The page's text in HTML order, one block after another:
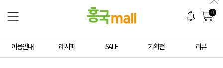
0
이용안내 레시피 SALE 기획전 리뷰